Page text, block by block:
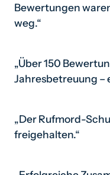
Bewertungen
weg.“
Jahresbetreuung
„Über 150
Jahresbetreuung –
Pflege
Mit Ton
„Der Rufmord-
freigehalten.“
Mit Ton